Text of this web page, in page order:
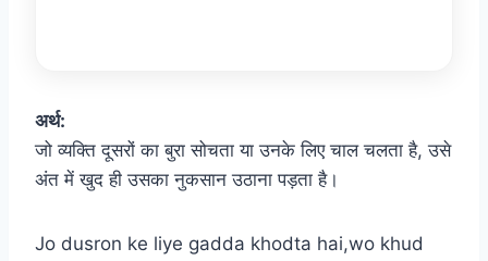
अर्थ:
जो व्यक्ति दूसरों का बुरा सोचता या उनके लिए चाल चलता है, उसे
अंत में खुद ही उसका नुकसान उठाना पड़ता है।
Jo dusron ke liye gadda khodta hai,wo khud